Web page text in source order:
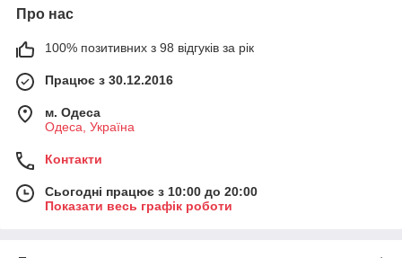
Про нас
100% позитивних з 98 відгуків за рік
Працює з 30.12.2016
м. Одеса
Одеса, Україна
Контакти
Сьогодні працює з 10:00 до 20:00
Показати весь графік роботи